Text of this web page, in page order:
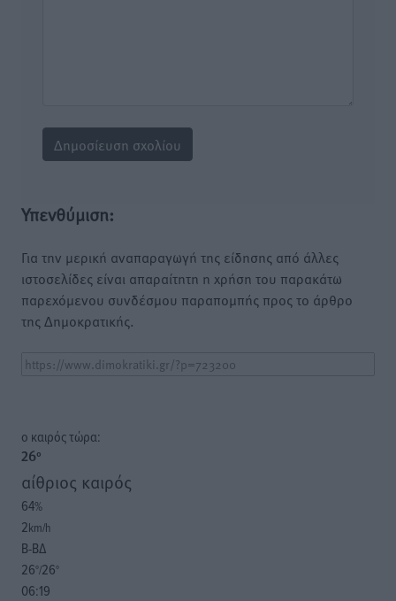
Υπενθύμιση:
Για την μερική αναπαραγωγή της είδησης από άλλες
ιστοσελίδες είναι απαραίτητη η χρήση του παρακάτω
παρεχόμενου συνδέσμου παραπομπής προς το άρθρο
της Δημοκρατικής.
o καιρός τώρα:
26°
αίθριος καιρός
64%
2km/h
Β-ΒΔ
26°/26°
06:19